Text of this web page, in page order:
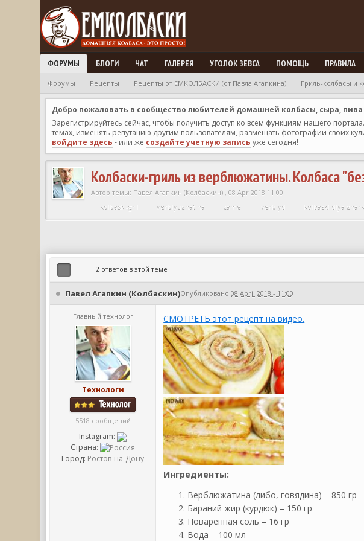
ФОРУМЫ БЛОГИ ЧАТ ГАЛЕРЕЯ УГОЛОК ЗЕВСА ПОМОЩЬ ПРАВИЛА
Форумы Рецепты Рецепты от ЕМКОЛБАСКИ (от Павла Агапкина) Гриль-колбасы и
Добро пожаловать в сообщество любителей домашней колбасы, сыра,
Зарегистрируйтесь сейчас, чтобы получить доступ ко всем функциям нашего
темах, изменять репутацию другим пользователям, размещать фотографии своих
войдите здесь - или же создайте учетную запись уже сегодня!
Колбаски-гриль из верблюжатины. Колбаса
Автор темы: Павел Агапкин (Колбаскин) ,08 Apr 2018 11:00
kolbaski-gril
verblyuzhatina camel verblyd kolbaski dlya
2 ответов в этой теме
Павел Агапкин (Колбаскин)Опубликовано08 April 2018 - 11:00
Главный технолог
Технологи
5518 сообщений
Instagram:
Страна:
Город: Ростов-на-Дону
СМОТРЕТЬ этот рецепт на видео.
Ингредиенты:
Верблюжатина (либо, говядина) – 850 гр
Бараний жир (курдюк) – 150 гр
Поваренная соль – 16 гр
Вода – 100 мл